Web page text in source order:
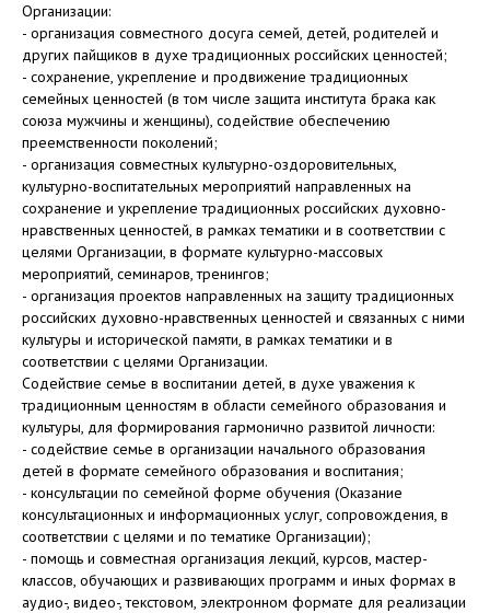
Организации:
- организация совместного досуга семей, детей, родителей и
других пайщиков в духе традиционных российских ценностей;
- сохранение, укрепление и продвижение традиционных
семейных ценностей (в том числе защита института брака как
союза мужчины и женщины), содействие обеспечению
преемственности поколений;
- организация совместных культурно-оздоровительных,
культурно-воспитательных мероприятий направленных на
сохранение и укрепление традиционных российских духовно-
нравственных ценностей, в рамках тематики и в соответствии с
целями Организации, в формате культурно-массовых
мероприятий, семинаров, тренингов;
- организация проектов направленных на защиту традиционных
российских духовно-нравственных ценностей и связанных с ними
культуры и исторической памяти, в рамках тематики и в
соответствии с целями Организации.
Содействие семье в воспитании детей, в духе уважения к
традиционным ценностям в области семейного образования и
культуры, для формирования гармонично развитой личности:
- содействие семье в организации начального образования
детей в формате семейного образования и воспитания;
- консультации по семейной форме обучения (Оказание
консультационных и информационных услуг, сопровождения, в
соответствии с целями и по тематике Организации);
- помощь и совместная организация лекций, курсов, мастер-
классов, обучающих и развивающих программ и иных формах в
аудио-, видео-, текстовом, электронном формате для реализации